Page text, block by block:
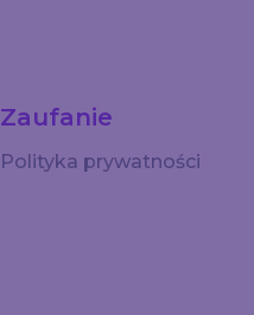
Zaufanie
Polityka prywatności